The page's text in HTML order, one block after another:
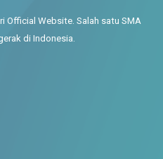
Official Website. Salah satu SMA
di Indonesia.